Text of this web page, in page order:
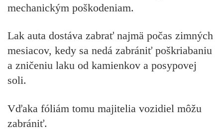
mechanickým poškodeniam.
Lak auta dostáva zabrať najmä počas zimných
mesiacov, kedy sa nedá zabrániť poškriabaniu
a zničeniu laku od kamienkov a posypovej
soli.
Vďaka fóliám tomu majitelia vozidiel môžu
zabrániť.